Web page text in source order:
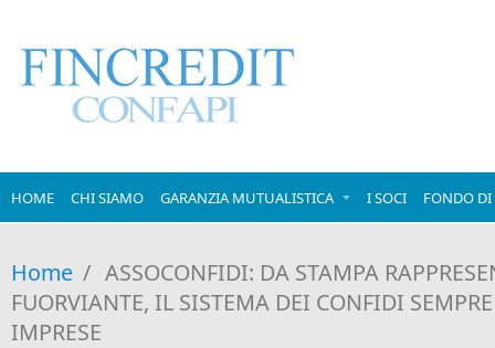
HOME CHI SIAMO GARANZIA MUTUALISTICA I SOCI FONDO DI
Home / ASSOCONFIDI: DA STAMPA
FUORVIANTE, IL SISTEMA DEI CONFIDI
IMPRESE